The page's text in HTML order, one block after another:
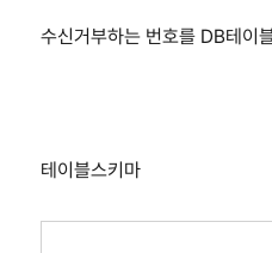
수신거부하는 번호를 DB테이
테이블스키마